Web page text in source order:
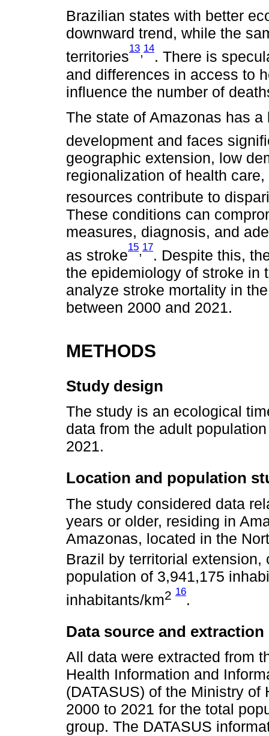
Brazilian states with better
downward trend, while the
territories
13,14
. There is
and differences in access to
influence the number of
The state of Amazonas has
development and faces
geographic extension, low
regionalization of health
resources contribute to
These conditions can
measures, diagnosis, and
as stroke
15,17
. Despite this,
the epidemiology of stroke in
analyze stroke mortality in
between 2000 and 2021.
METHODS
Study design
The study is an ecological
data from the adult
2021.
Location and population
The study considered data
years or older, residing in
Amazonas, located in the
Brazil by territorial
population of 3,941,175
inhabitants/km2 16
.
Data source and extraction
All data were extracted from
Health Information and
(DATASUS) of the Ministry
2000 to 2021 for the total
group. The DATASUS